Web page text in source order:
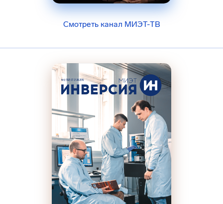
Смотреть канал МИЭТ-ТВ